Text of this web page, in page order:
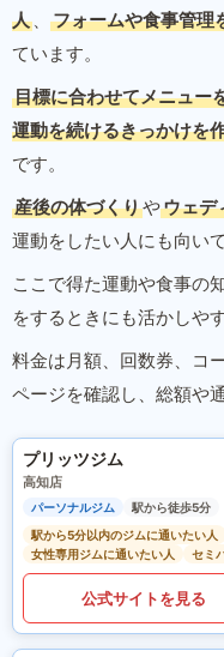
人 、 フォームや食事管理
ています。
目標に合わせてメニュー
運動を続けるきっかけを
です。
産後の体づくりやウェデ
運動をしたい人にも向い
ここで得た運動や食事の
をするときにも活かしや
料金は月額、回数券、コ
ページを確認し、総額や
プリッツジム
高知店
パーソナルジム
駅から徒歩5分
駅から5分以内のジムに通いたい人
女性専用ジムに通いたい人
セミ
公式サイトを見る